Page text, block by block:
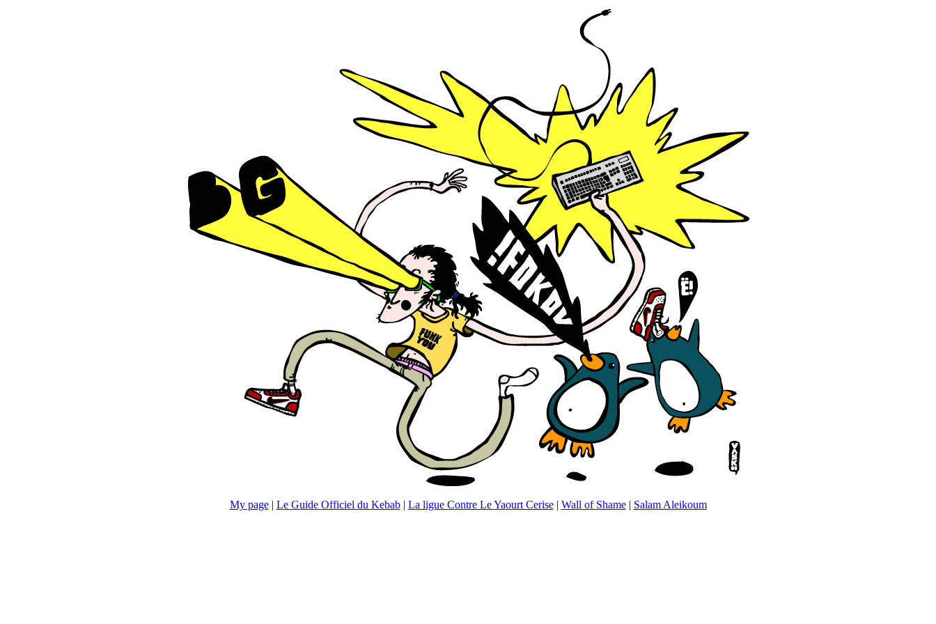
My page| Le Guide Officiel du Kebab| La ligue Contre Le Yaourt Cerise| Wall of Shame| Salam Aleikoum